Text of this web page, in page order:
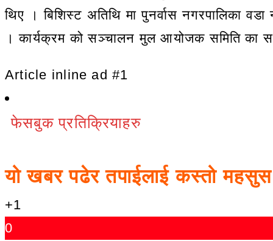
थिए । बिशिस्ट अतिथि मा पुनर्वास नगरपालिका
। कार्यक्रम को सञ्चालन मुल आयोजक समिति का
Article inline ad #1
फेसबुक प्रतिक्रियाहरु
यो खबर पढेर तपाईलाई कस्तो
+1
0